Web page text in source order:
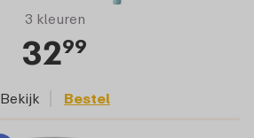
3 kleuren
3299
Bekijk Bestel